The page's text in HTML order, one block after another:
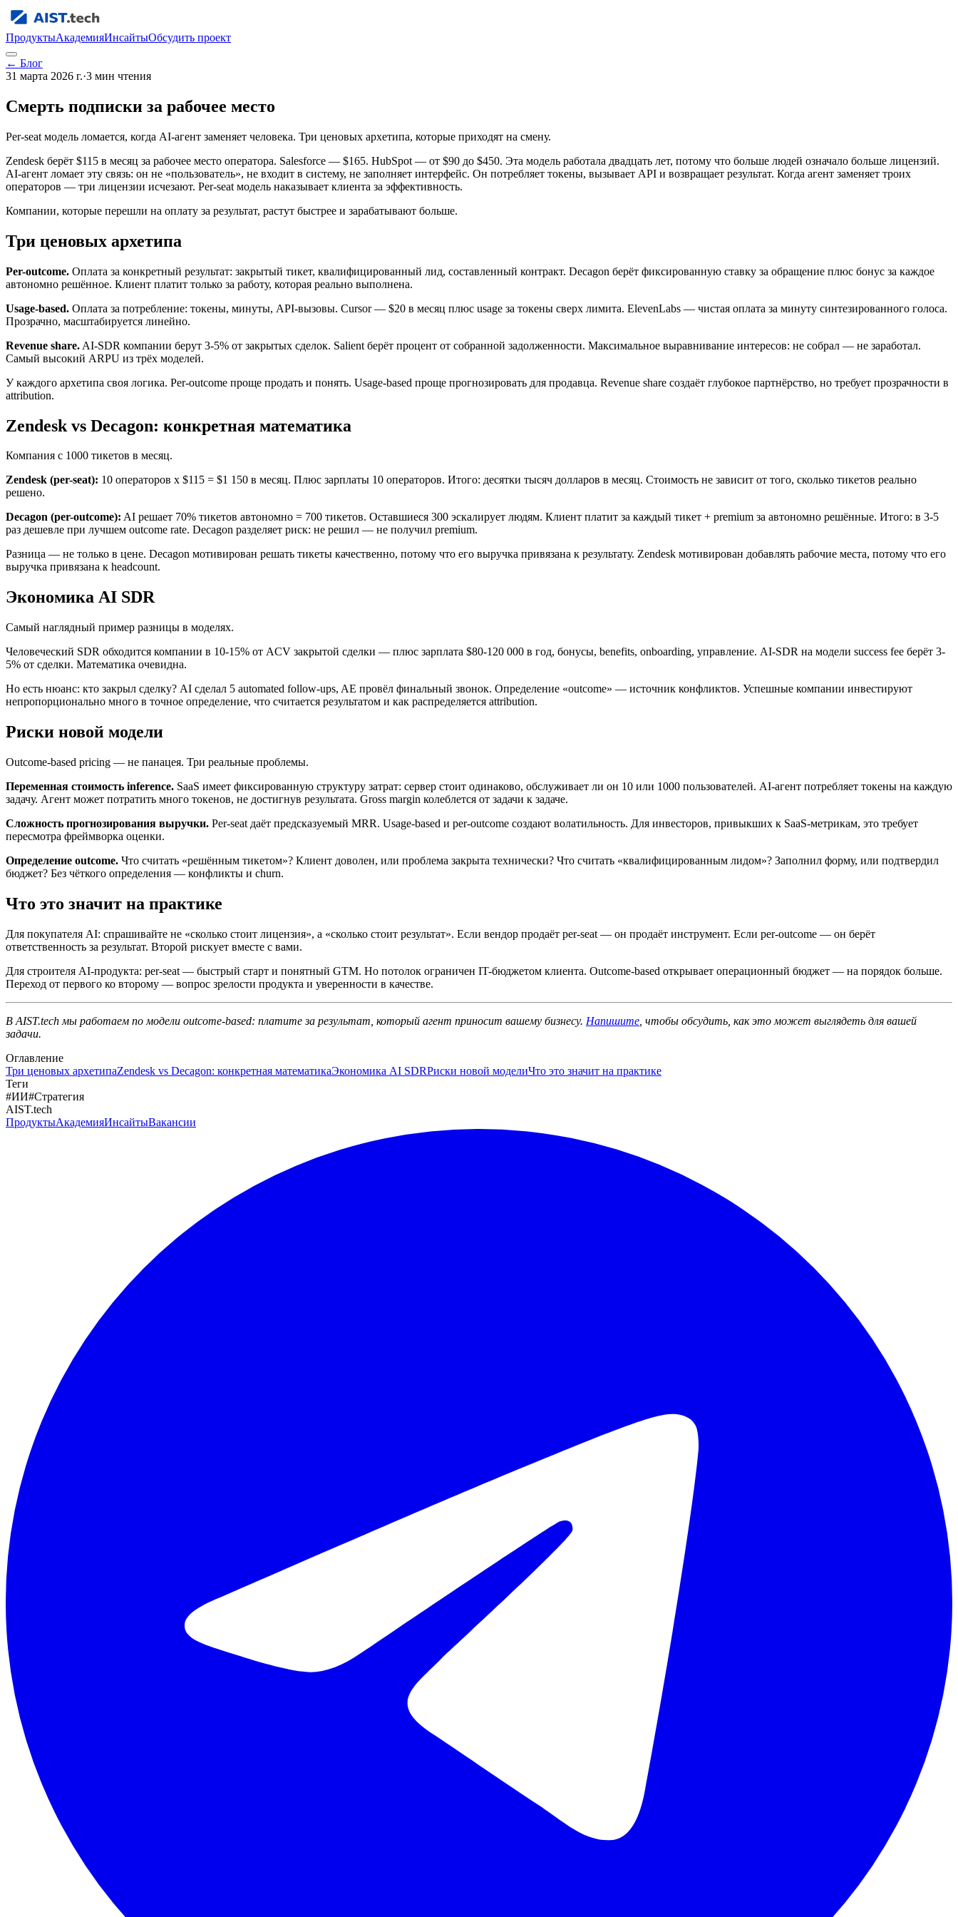
ПродуктыАкадемияИнсайтыОбсудить проект
← Блог
31 марта 2026 г.·3 мин чтения
Смерть подписки за рабочее место
Per-seat модель ломается, когда AI-агент заменяет человека. Три ценовых архетипа, которые приходят на смену.
Zendesk берёт $115 в месяц за рабочее место оператора. Salesforce — $165. HubSpot — от $90 до $450. Эта модель работала двадцать лет, потому что больше людей означало больше лицензий.
AI-агент ломает эту связь: он не «пользователь», не входит в систему, не заполняет интерфейс. Он потребляет токены, вызывает API и возвращает результат. Когда агент заменяет троих
операторов — три лицензии исчезают. Per-seat модель наказывает клиента за эффективность.
Компании, которые перешли на оплату за результат, растут быстрее и зарабатывают больше.
Три ценовых архетипа
Per-outcome. Оплата за конкретный результат: закрытый тикет, квалифицированный лид, составленный контракт. Decagon берёт фиксированную ставку за обращение плюс бонус за каждое
автономно решённое. Клиент платит только за работу, которая реально выполнена.
Usage-based. Оплата за потребление: токены, минуты, API-вызовы. Cursor — $20 в месяц плюс usage за токены сверх лимита. ElevenLabs — чистая оплата за минуту синтезированного голоса.
Прозрачно, масштабируется линейно.
Revenue share. AI-SDR компании берут 3-5% от закрытых сделок. Salient берёт процент от собранной задолженности. Максимальное выравнивание интересов: не собрал — не заработал.
Самый высокий ARPU из трёх моделей.
У каждого архетипа своя логика. Per-outcome проще продать и понять. Usage-based проще прогнозировать для продавца. Revenue share создаёт глубокое партнёрство, но требует прозрачности в
attribution.
Zendesk vs Decagon: конкретная математика
Компания с 1000 тикетов в месяц.
Zendesk (per-seat): 10 операторов x $115 = $1 150 в месяц. Плюс зарплаты 10 операторов. Итого: десятки тысяч долларов в месяц. Стоимость не зависит от того, сколько тикетов реально
решено.
Decagon (per-outcome): AI решает 70% тикетов автономно = 700 тикетов. Оставшиеся 300 эскалирует людям. Клиент платит за каждый тикет + premium за автономно решённые. Итого: в 3-5
раз дешевле при лучшем outcome rate. Decagon разделяет риск: не решил — не получил premium.
Разница — не только в цене. Decagon мотивирован решать тикеты качественно, потому что его выручка привязана к результату. Zendesk мотивирован добавлять рабочие места, потому что его
выручка привязана к headcount.
Экономика AI SDR
Самый наглядный пример разницы в моделях.
Человеческий SDR обходится компании в 10-15% от ACV закрытой сделки — плюс зарплата $80-120 000 в год, бонусы, benefits, onboarding, управление. AI-SDR на модели success fee берёт 3-
5% от сделки. Математика очевидна.
Но есть нюанс: кто закрыл сделку? AI сделал 5 automated follow-ups, AE провёл финальный звонок. Определение «outcome» — источник конфликтов. Успешные компании инвестируют
непропорционально много в точное определение, что считается результатом и как распределяется attribution.
Риски новой модели
Outcome-based pricing — не панацея. Три реальные проблемы.
Переменная стоимость inference. SaaS имеет фиксированную структуру затрат: сервер стоит одинаково, обслуживает ли он 10 или 1000 пользователей. AI-агент потребляет токены на каждую
задачу. Агент может потратить много токенов, не достигнув результата. Gross margin колеблется от задачи к задаче.
Сложность прогнозирования выручки. Per-seat даёт предсказуемый MRR. Usage-based и per-outcome создают волатильность. Для инвесторов, привыкших к SaaS-метрикам, это требует
пересмотра фреймворка оценки.
Определение outcome. Что считать «решённым тикетом»? Клиент доволен, или проблема закрыта технически? Что считать «квалифицированным лидом»? Заполнил форму, или подтвердил
бюджет? Без чёткого определения — конфликты и churn.
Что это значит на практике
Для покупателя AI: спрашивайте не «сколько стоит лицензия», а «сколько стоит результат». Если вендор продаёт per-seat — он продаёт инструмент. Если per-outcome — он берёт
ответственность за результат. Второй рискует вместе с вами.
Для строителя AI-продукта: per-seat — быстрый старт и понятный GTM. Но потолок ограничен IT-бюджетом клиента. Outcome-based открывает операционный бюджет — на порядок больше.
Переход от первого ко второму — вопрос зрелости продукта и уверенности в качестве.
В AIST.tech мы работаем по модели outcome-based: платите за результат, который агент приносит вашему бизнесу. Напишите , чтобы обсудить, как это может выглядеть для вашей
задачи.
Оглавление
Три ценовых архетипаZendesk vs Decagon: конкретная математикаЭкономика AI SDRРиски новой моделиЧто это значит на практике
Теги
#ИИ#Стратегия
AIST.tech
ПродуктыАкадемияИнсайтыВакансии